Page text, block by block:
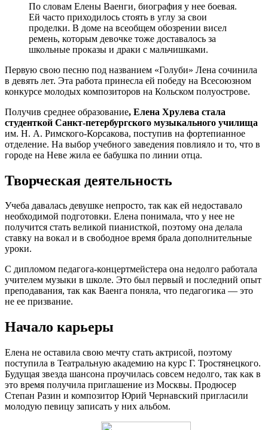
По словам Елены Ваенги, биография у нее боевая.
Ей часто приходилось стоять в углу за свои
проделки. В доме на всеобщем обозрении висел
ремень, которым девочке тоже доставалось за
школьные проказы и драки с мальчишками.
Первую свою песню под названием «Голуби» Лена сочинила
в девять лет. Эта работа принесла ей победу на Всесоюзном
конкурсе молодых композиторов на Кольском полуострове.
Получив среднее образование, Елена Хрулева стала
студенткой Санкт-петербургского музыкального училища
им. Н. А. Римского-Корсакова, поступив на фортепианное
отделение. На выбор учебного заведения повлияло и то, что в
городе на Неве жила ее бабушка по линии отца.
Творческая деятельность
Учеба давалась девушке непросто, так как ей недоставало
необходимой подготовки. Елена понимала, что у нее не
получится стать великой пианисткой, поэтому она делала
ставку на вокал и в свободное время брала дополнительные
уроки.
С дипломом педагога-концертмейстера она недолго работала
учителем музыки в школе. Это был первый и последний опыт
преподавания, так как Ваенга поняла, что педагогика — это
не ее призвание.
Начало карьеры
Елена не оставила свою мечту стать актрисой, поэтому
поступила в Театральную академию на курс Г. Тростянецкого.
Будущая звезда шансона проучилась совсем недолго, так как в
это время получила приглашение из Москвы. Продюсер
Степан Разин и композитор Юрий Чернавский пригласили
молодую певицу записать у них альбом.